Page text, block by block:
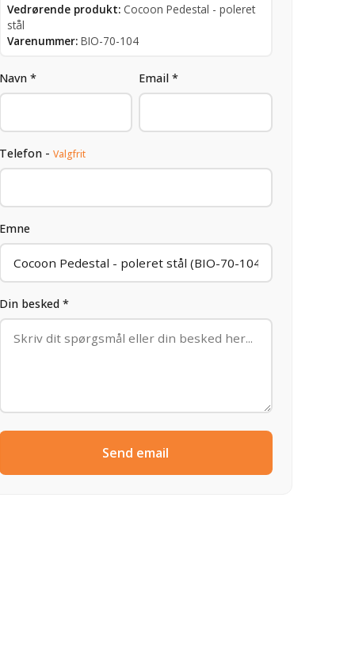
Vedrørende produkt: Cocoon Pedestal - poleret
stål
Varenummer: BIO-70-104
Navn * Email *
Telefon - Valgfrit
Emne
Din besked *
Send email